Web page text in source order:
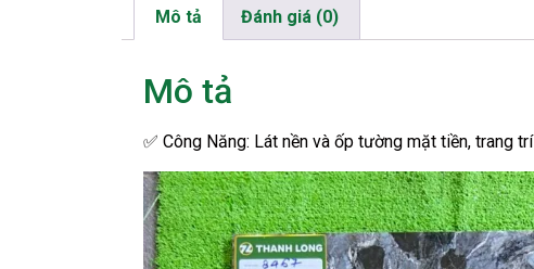
Mô tả Đánh giá (0)
Mô tả
✅ Công Năng: Lát nền và ốp tường mặt tiền, trang trí